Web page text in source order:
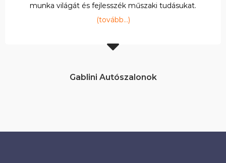
munka világát és fejlesszék műszaki tudásukat.
(tovább…)
Gablini Autószalonok